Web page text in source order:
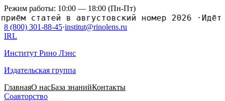
Режим работы: 10:00 — 18:00 (Пн-Пт)
статей в августовский номер 2026·Идёт
8 (800) 301-88-45·institut@rinolens.ru
IRL
Институт Рино Лэнс
Издательская группа
ГлавнаяО насБаза знанийКонтакты
Соавторство